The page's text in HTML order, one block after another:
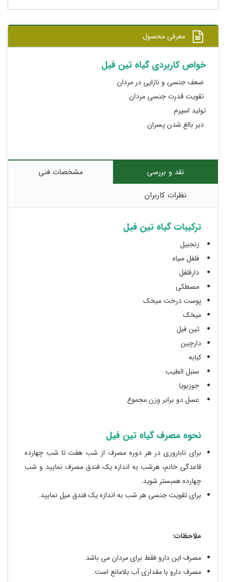
معرفی محصول
خواص کاربردی گیاه تین فیل
ضعف جنسی و نازایی در مردان
تقویت قدرت جنسی مردان
تولید اسپرم
دیر بالغ شدن پسران
نقد و بررسی
مشخصات فنی
نظرات کاربران
ترکیبات گیاه تین فیل
زنجبیل
فلفل سیاه
دارفلفل
مصطکی
پوست درخت میخک
میخک
تین فیل
دارچین
کبابه
سنبل الطیب
جوزبویا
عسل دو برابر وزن مجموع
نحوه مصرف گیاه تین فیل
برای ناباروری در هر دوره مصرف از شب هفت تا شب چهارده
قاعدگی خانم، هرشب به اندازه یک فندق مصرف نمایید و شب
چهارده همبستر شوید.
برای تقویت جنسی هر شب به اندازه یک فندق میل نمایید.
ملاحظات:
مصرف این دارو فقط برای مردان می باشد.
مصرف دارو با مقداری آب بلامانع است.